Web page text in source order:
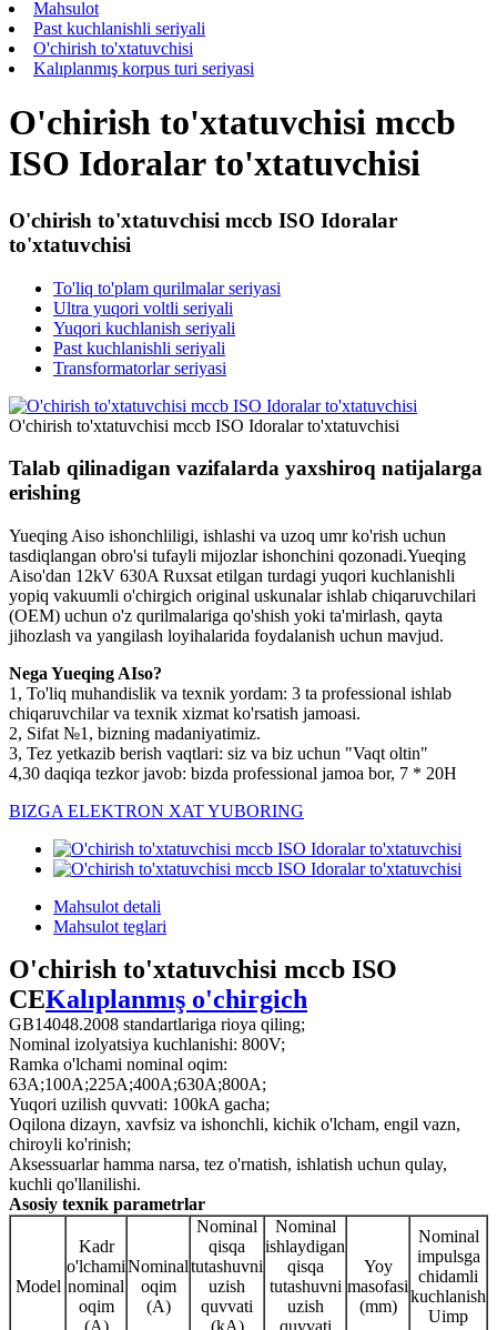
Mahsulot
Past kuchlanishli seriyali
O'chirish to'xtatuvchisi
Kalıplanmış korpus turi seriyasi
O'chirish to'xtatuvchisi mccb
ISO Idoralar to'xtatuvchisi
O'chirish to'xtatuvchisi mccb ISO Idoralar
to'xtatuvchisi
To'liq to'plam qurilmalar seriyasi
Ultra yuqori voltli seriyali
Yuqori kuchlanish seriyali
Past kuchlanishli seriyali
Transformatorlar seriyasi
O'chirish to'xtatuvchisi mccb ISO Idoralar to'xtatuvchisi
Talab qilinadigan vazifalarda yaxshiroq natijalarga
erishing
Yueqing Aiso ishonchliligi, ishlashi va uzoq umr ko'rish uchun
tasdiqlangan obro'si tufayli mijozlar ishonchini qozonadi.Yueqing
Aiso'dan 12kV 630A Ruxsat etilgan turdagi yuqori kuchlanishli
yopiq vakuumli o'chirgich original uskunalar ishlab chiqaruvchilari
(OEM) uchun o'z qurilmalariga qo'shish yoki ta'mirlash, qayta
jihozlash va yangilash loyihalarida foydalanish uchun mavjud.
Nega Yueqing AIso?
1, To'liq muhandislik va texnik yordam: 3 ta professional ishlab
chiqaruvchilar va texnik xizmat ko'rsatish jamoasi.
2, Sifat №1, bizning madaniyatimiz.
3, Tez yetkazib berish vaqtlari: siz va biz uchun "Vaqt oltin"
4,30 daqiqa tezkor javob: bizda professional jamoa bor, 7 * 20H
BIZGA ELEKTRON XAT YUBORING
Mahsulot detali
Mahsulot teglari
O'chirish to'xtatuvchisi mccb ISO
CEKalıplanmış o'chirgich
GB14048.2008 standartlariga rioya qiling;
Nominal izolyatsiya kuchlanishi: 800V;
Ramka o'lchami nominal oqim:
63A;100A;225A;400A;630A;800A;
Yuqori uzilish quvvati: 100kA gacha;
Oqilona dizayn, xavfsiz va ishonchli, kichik o'lcham, engil vazn,
chiroyli ko'rinish;
Aksessuarlar hamma narsa, tez o'rnatish, ishlatish uchun qulay,
kuchli qo'llanilishi.
Asosiy texnik parametrlar
Model
Kadr
o'lchami
nominal
oqim
(A)
Nominal
oqim
(A)
Nominal
qisqa
tutashuvni
uzish
quvvati
(kA)
Nominal
ishlaydigan
qisqa
tutashuvni
uzish
quvvati
Yoy
masofasi
(mm)
Nominal
impulsga
chidamli
kuchlanish
Uimp